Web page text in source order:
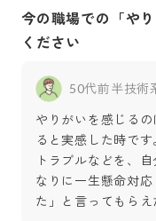
今の職場での「や
ください
50代前半技術
やりがいを感じる
ると実感した時で
トラブルなどを、
なりに一生懸命対
た」と言ってもらえ